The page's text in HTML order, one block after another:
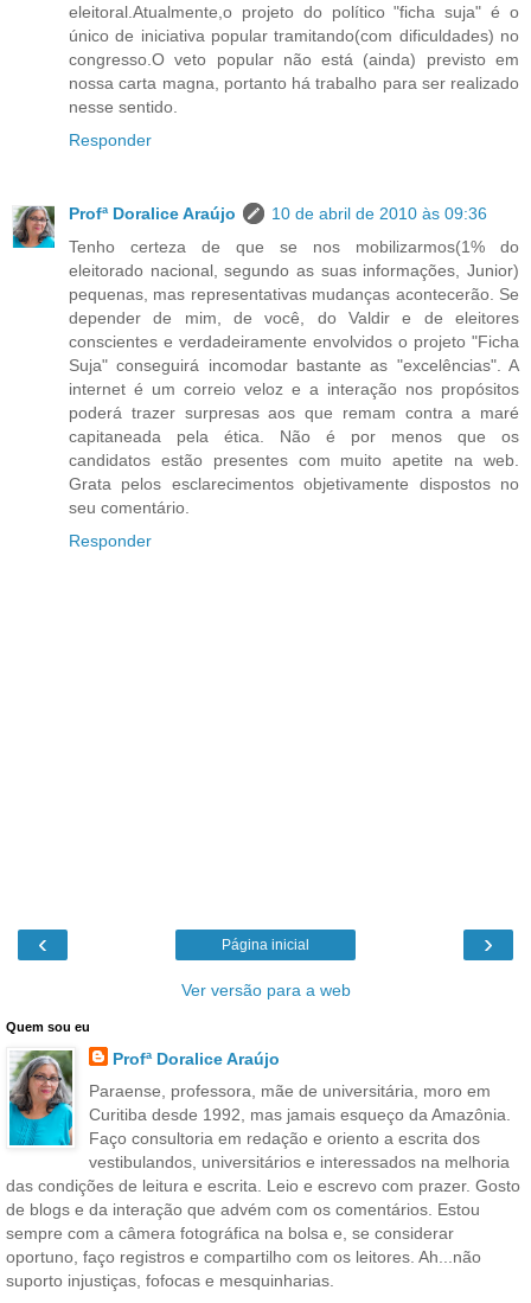
eleitoral.Atualmente,o projeto do político "ficha suja" é o
único de iniciativa popular tramitando(com dificuldades) no
congresso.O veto popular não está (ainda) previsto em
nossa carta magna, portanto há trabalho para ser realizado
nesse sentido.
Responder
Profª Doralice Araújo
10 de abril de 2010 às 09:36
Tenho certeza de que se nos mobilizarmos(1% do
eleitorado nacional, segundo as suas informações, Junior)
pequenas, mas representativas mudanças acontecerão. Se
depender de mim, de você, do Valdir e de eleitores
conscientes e verdadeiramente envolvidos o projeto "Ficha
Suja" conseguirá incomodar bastante as "excelências". A
internet é um correio veloz e a interação nos propósitos
poderá trazer surpresas aos que remam contra a maré
capitaneada pela ética. Não é por menos que os
candidatos estão presentes com muito apetite na web.
Grata pelos esclarecimentos objetivamente dispostos no
seu comentário.
Responder
‹ ›
Página inicial
Ver versão para a web
Quem sou eu
Profª Doralice Araújo
Paraense, professora, mãe de universitária, moro em
Curitiba desde 1992, mas jamais esqueço da Amazônia.
Faço consultoria em redação e oriento a escrita dos
vestibulandos, universitários e interessados na melhoria
das condições de leitura e escrita. Leio e escrevo com prazer. Gosto
de blogs e da interação que advém com os comentários. Estou
sempre com a câmera fotográfica na bolsa e, se considerar
oportuno, faço registros e compartilho com os leitores. Ah...não
suporto injustiças, fofocas e mesquinharias.